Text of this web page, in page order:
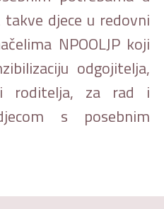
djece u redovni
NPOOLJP koji
odgojitelja,
roditelja, za rad i
s posebnim